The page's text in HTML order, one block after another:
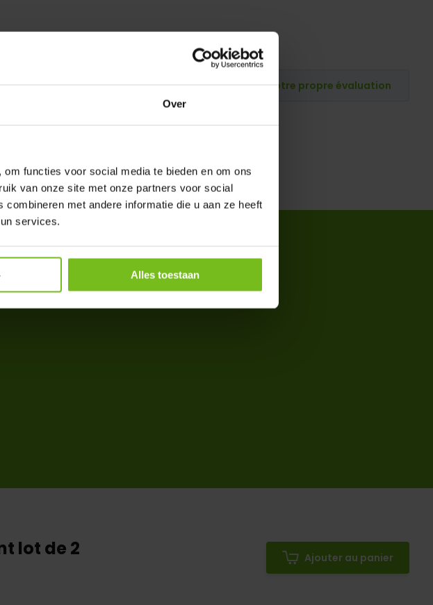
Over
functies voor social media te bieden en om ons
van onze site met onze partners voor social
met andere informatie die u aan ze heeft
services.
Alles toestaan
Publiez votre propre évaluation
lot de 2 Ajouter au panier